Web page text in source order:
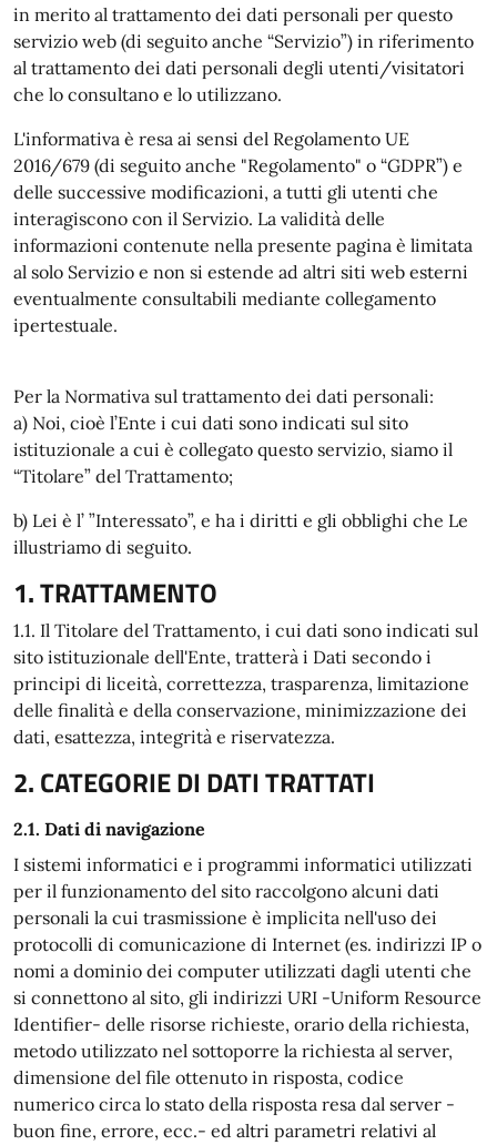
in merito al trattamento dei dati personali per questo
servizio web (di seguito anche “Servizio”) in riferimento
al trattamento dei dati personali degli utenti/visitatori
che lo consultano e lo utilizzano.
L'informativa è resa ai sensi del Regolamento UE
2016/679 (di seguito anche "Regolamento" o “GDPR”) e
delle successive modificazioni, a tutti gli utenti che
interagiscono con il Servizio. La validità delle
informazioni contenute nella presente pagina è limitata
al solo Servizio e non si estende ad altri siti web esterni
eventualmente consultabili mediante collegamento
ipertestuale.
Per la Normativa sul trattamento dei dati personali:
a) Noi, cioè l’Ente i cui dati sono indicati sul sito
istituzionale a cui è collegato questo servizio, siamo il
“Titolare” del Trattamento;
b) Lei è l’ ”Interessato”, e ha i diritti e gli obblighi che Le
illustriamo di seguito.
1. TRATTAMENTO
1.1. Il Titolare del Trattamento, i cui dati sono indicati sul
sito istituzionale dell'Ente, tratterà i Dati secondo i
principi di liceità, correttezza, trasparenza, limitazione
delle finalità e della conservazione, minimizzazione dei
dati, esattezza, integrità e riservatezza.
2. CATEGORIE DI DATI TRATTATI
2.1. Dati di navigazione
I sistemi informatici e i programmi informatici utilizzati
per il funzionamento del sito raccolgono alcuni dati
personali la cui trasmissione è implicita nell'uso dei
protocolli di comunicazione di Internet (es. indirizzi IP o
nomi a dominio dei computer utilizzati dagli utenti che
si connettono al sito, gli indirizzi URI -Uniform Resource
Identifier- delle risorse richieste, orario della richiesta,
metodo utilizzato nel sottoporre la richiesta al server,
dimensione del file ottenuto in risposta, codice
numerico circa lo stato della risposta resa dal server -
buon fine, errore, ecc.- ed altri parametri relativi al